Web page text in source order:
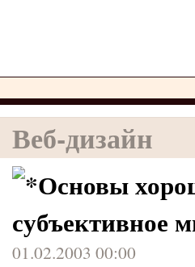
Веб-дизайн
Основы
субъективное
01.02.2003 00:00